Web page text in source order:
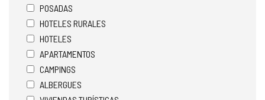
POSADAS
HOTELES RURALES
HOTELES
APARTAMENTOS
CAMPINGS
ALBERGUES